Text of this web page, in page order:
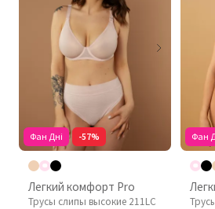
Фан Дні -57%
Легкий комфорт Pro
Трусы слипы высокие 211LC
Фан